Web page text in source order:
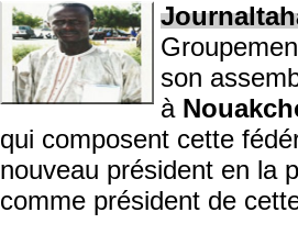
son
à
qui composent cette
nouveau président en la
comme président de